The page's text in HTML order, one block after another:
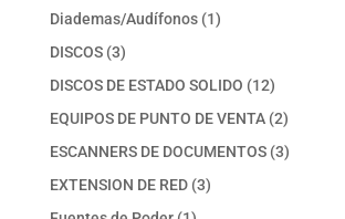
productos
Diademas/Audífonos 11
DISCOS 33
productos
DISCOS DE ESTADO SOLIDO 1212
productos
EQUIPOS DE PUNTO DE VENTA 22
productos
ESCANNERS DE DOCUMENTOS 33
EXTENSION DE RED 33